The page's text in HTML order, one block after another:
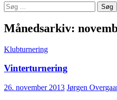
Søg
efter:
Månedsarkiv:
Klubturnering
Vinterturnering
26. november 2013 Jørgen